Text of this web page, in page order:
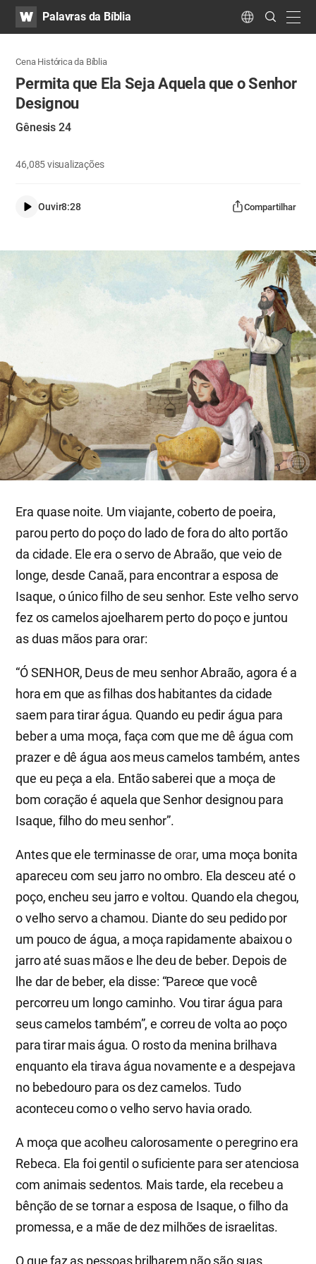
WATVPalavras da Bíblia Language
Search
Submit
Cena Histórica da Bíblia
Permita que Ela Seja Aquela que o Senhor
Designou
Gênesis 24
46,085visualizações
Ouvir8:28 Compartilhar
Era quase noite. Um viajante, coberto de poeira,
parou perto do poço do lado de fora do alto portão
da cidade. Ele era o servo de Abraão, que veio de
longe, desde Canaã, para encontrar a esposa de
Isaque, o único filho de seu senhor. Este velho servo
fez os camelos ajoelharem perto do poço e juntou
as duas mãos para orar:
“Ó SENHOR, Deus de meu senhor Abraão, agora é a
hora em que as filhas dos habitantes da cidade
saem para tirar água. Quando eu pedir água para
beber a uma moça, faça com que me dê água com
prazer e dê água aos meus camelos também, antes
que eu peça a ela. Então saberei que a moça de
bom coração é aquela que Senhor designou para
Isaque, filho do meu senhor”.
Antes que ele terminasse de orar, uma moça bonita
apareceu com seu jarro no ombro. Ela desceu até o
poço, encheu seu jarro e voltou. Quando ela chegou,
o velho servo a chamou. Diante do seu pedido por
um pouco de água, a moça rapidamente abaixou o
jarro até suas mãos e lhe deu de beber. Depois de
lhe dar de beber, ela disse: “Parece que você
percorreu um longo caminho. Vou tirar água para
seus camelos também”, e correu de volta ao poço
para tirar mais água. O rosto da menina brilhava
enquanto ela tirava água novamente e a despejava
no bebedouro para os dez camelos. Tudo
aconteceu como o velho servo havia orado.
A moça que acolheu calorosamente o peregrino era
Rebeca. Ela foi gentil o suficiente para ser atenciosa
com animais sedentos. Mais tarde, ela recebeu a
bênção de se tornar a esposa de Isaque, o filho da
promessa, e a mãe de dez milhões de israelitas.